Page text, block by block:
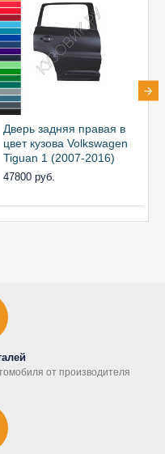
Дверь задняя правая в
цвет кузова Volkswagen
Tiguan 1 (2007-2016)
47800 руб.
от производителя